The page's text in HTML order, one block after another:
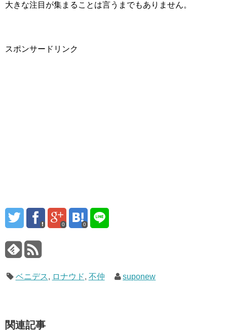
大きな注目が集まることは言うまでもありません。
スポンサードリンク
0 0
ベニデス, ロナウド, 不仲 suponew
関連記事